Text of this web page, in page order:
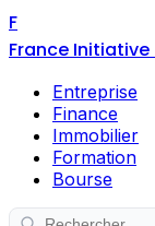
F
France Initiative
Entreprise
Finance
Immobilier
Formation
Bourse